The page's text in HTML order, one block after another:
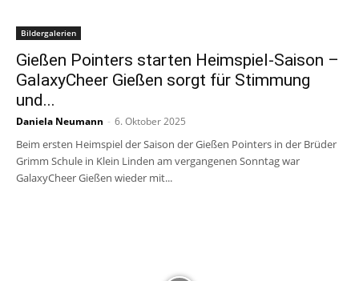
Bildergalerien
Gießen Pointers starten Heimspiel-Saison –
GalaxyCheer Gießen sorgt für Stimmung
und...
Daniela Neumann - 6. Oktober 2025
Beim ersten Heimspiel der Saison der Gießen Pointers in der Brüder
Grimm Schule in Klein Linden am vergangenen Sonntag war
GalaxyCheer Gießen wieder mit...